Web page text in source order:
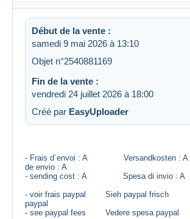
Début de la vente :
samedi 9 mai 2026 à 13:10
Objet n°2540881169
Fin de la vente :
vendredi 24 juillet 2026 à 18:00
Créé par EasyUploader
- Frais d´envoi : A
de envio : A
- sending cost : A Spesa di invio : A
- voir frais paypal Sieh paypal frisch
paypal
- see paypal fees Vedere spesa paypal